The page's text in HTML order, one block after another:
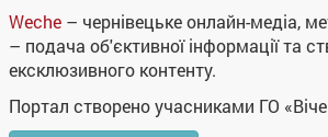
Weche – чернівецьке онлайн-медіа,
– подача об'єктивної інформації та
ексклюзивного контенту.
Портал створено учасниками ГО